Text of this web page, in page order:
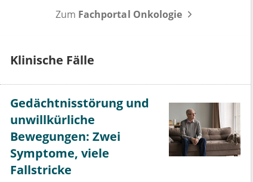
Zum Fachportal Onkologie
Klinische Fälle
Gedächtnisstörung und
unwillkürliche
Bewegungen: Zwei
Symptome, viele
Fallstricke